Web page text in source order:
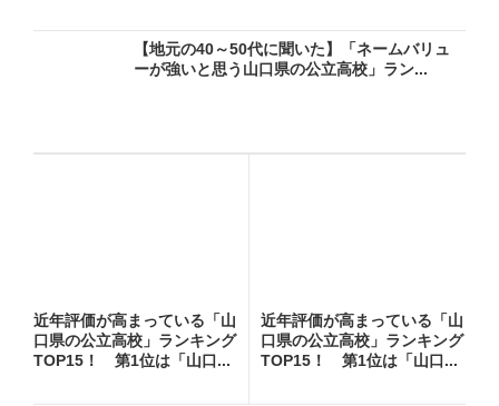
【地元の40～50代に聞いた】「ネームバリュ
ーが強いと思う山口県の公立高校」ラン...
近年評価が高まっている「山
口県の公立高校」ランキング
TOP15！ 第1位は「山口...
近年評価が高まっている「山
口県の公立高校」ランキング
TOP15！ 第1位は「山口...